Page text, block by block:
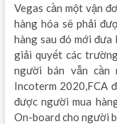
Vegas cần một vận
hàng hóa sẽ phải
hàng sau đó mới đưa
giải quyết các
người bán vẫn
Incoterm 2020,FCA
được người mua
On-board cho người